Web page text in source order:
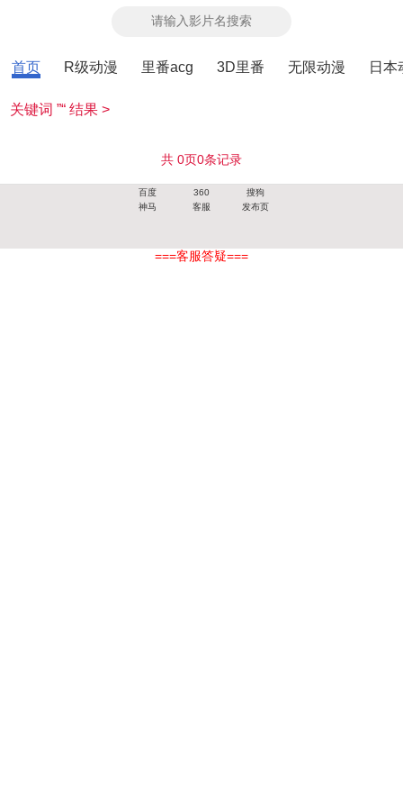
首页 R级动漫 里番acg 3D里番 无限动漫 日本
关键词 ”“ 结果 >
共 0页0条记录
百度 360
搜狗
神马
客服 发布页
===客服答疑===